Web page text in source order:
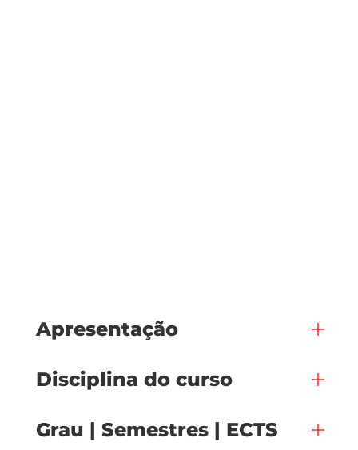
Apresentação
Disciplina do curso
Grau | Semestres | ECTS